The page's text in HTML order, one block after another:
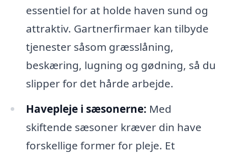
essentiel for at holde haven sund og
attraktiv. Gartnerfirmaer kan tilbyde
tjenester såsom græsslåning,
beskæring, lugning og gødning, så du
slipper for det hårde arbejde.
Havepleje i sæsonerne: Med
skiftende sæsoner kræver din have
forskellige former for pleje. Et